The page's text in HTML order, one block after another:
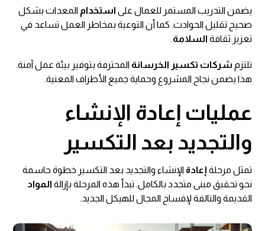
يضمن التدريب المستمر للعمال على استخدام المعدات بشكل
صحيح تقليل الحوادث. كما أن التوعية بمخاطر العمل تساعد في
تعزيز ثقافة السلامة.
تلتزم شركات تكسير الخرسانة المحترفة بتوفير بيئة عمل آمنة.
هذا يضمن نجاح المشروع وحماية جميع الأطراف المعنية.
عمليات إعادة الإنشاء
والتجديد بعد التكسير
تمثل مرحلة إعادة الإنشاء والتجديد بعد التكسير خطوة حاسمة
نحو تحقيق مبنى متجدد بالكامل. تبدأ هذه المرحلة بإزالة المواد
القديمة والتالفة لإفساح المجال للهيكل الجديد.